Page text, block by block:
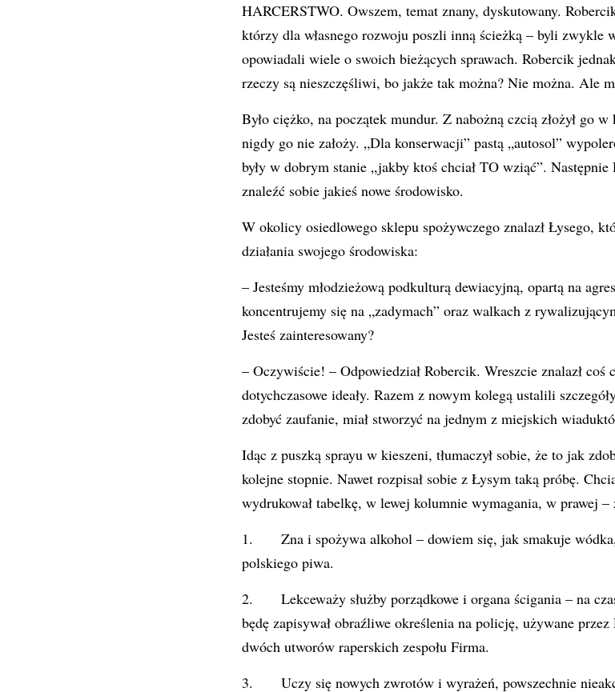
HARCERSTWO. Owszem, temat znany, dyskutowany.
którzy dla własnego rozwoju poszli inną ścieżką – byli zwykle
opowiadali wiele o swoich bieżących sprawach. Robercik
rzeczy są nieszczęśliwi, bo jakże tak można? Nie można. Ale
Było ciężko, na początek mundur. Z nabożną czcią złożył go
nigdy go nie założy. „Dla konserwacji” pastą „autosol”
były w dobrym stanie „jakby ktoś chciał TO wziąć”. Następnie
znaleźć sobie jakieś nowe środowisko.
W okolicy osiedlowego sklepu spożywczego znalazł Łysego,
działania swojego środowiska:
– Jesteśmy młodzieżową podkulturą dewiacyjną, opartą na
koncentrujemy się na „zadymach” oraz walkach z
Jesteś zainteresowany?
– Oczywiście! – Odpowiedział Robercik. Wreszcie znalazł coś
dotychczasowe ideały. Razem z nowym kolegą ustalili
zdobyć zaufanie, miał stworzyć na jednym z miejskich
Idąc z puszką sprayu w kieszeni, tłumaczył sobie, że to jak
kolejne stopnie. Nawet rozpisał sobie z Łysym taką próbę.
wydrukował tabelkę, w lewej kolumnie wymagania, w prawej –
1. Zna i spożywa alkohol – dowiem się, jak smakuje
polskiego piwa.
2. Lekceważy służby porządkowe i organa ścigania – na
będę zapisywał obraźliwe określenia na policję, używane
dwóch utworów raperskich zespołu Firma.
3. Uczy się nowych zwrotów i wyrażeń, powszechnie